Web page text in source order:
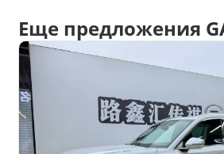
Еще предложения